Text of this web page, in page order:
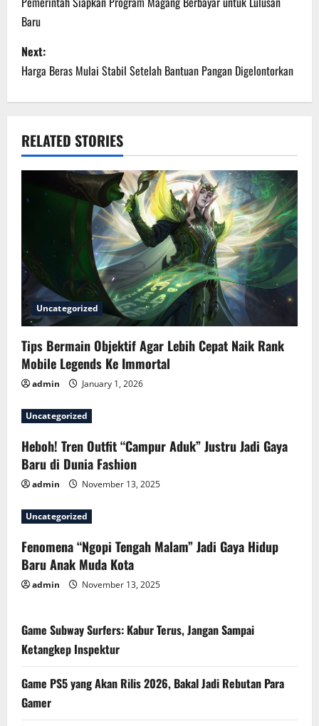
o
s
t
n
a
v
a
t
i
o
n
Baru
Next:
Harga Beras Mulai Stabil Setelah Bantuan Pangan Digelontorkan
RELATED STORIES
Uncategorized
Tips Bermain Objektif Agar Lebih Cepat Naik Rank
Mobile Legends Ke Immortal
admin January 1, 2026
Uncategorized
Heboh! Tren Outfit “Campur Aduk” Justru Jadi Gaya
Baru di Dunia Fashion
admin November 13, 2025
Uncategorized
Fenomena “Ngopi Tengah Malam” Jadi Gaya Hidup
Baru Anak Muda Kota
admin November 13, 2025
Game Subway Surfers: Kabur Terus, Jangan Sampai
Ketangkep Inspektur
Game PS5 yang Akan Rilis 2026, Bakal Jadi Rebutan Para
Gamer